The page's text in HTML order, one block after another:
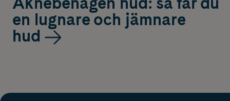
en lugnare och jämnare
hud